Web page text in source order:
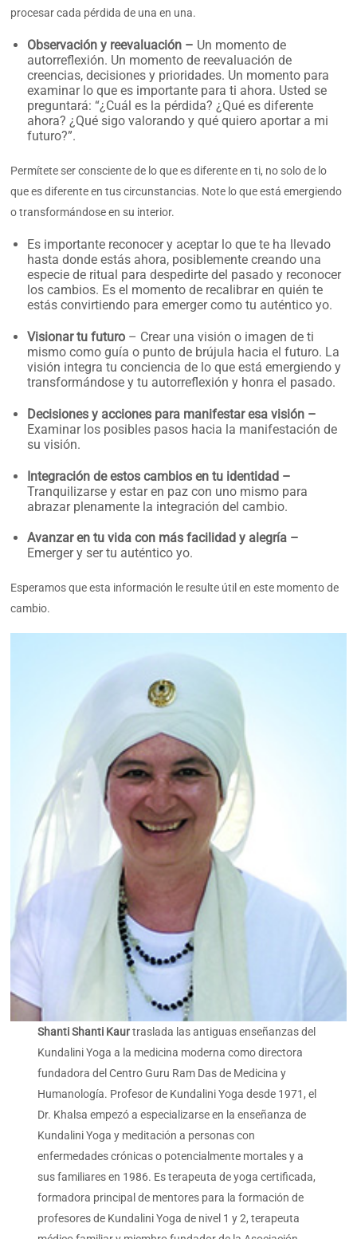
procesar cada pérdida de una en una.
Observación y reevaluación – Un momento de
autorreflexión. Un momento de reevaluación de
creencias, decisiones y prioridades. Un momento para
examinar lo que es importante para ti ahora. Usted se
preguntará: “¿Cuál es la pérdida? ¿Qué es diferente
ahora? ¿Qué sigo valorando y qué quiero aportar a mi
futuro?”.
Permítete ser consciente de lo que es diferente en ti, no solo de lo
que es diferente en tus circunstancias. Note lo que está emergiendo
o transformándose en su interior.
Es importante reconocer y aceptar lo que te ha llevado
hasta donde estás ahora, posiblemente creando una
especie de ritual para despedirte del pasado y reconocer
los cambios. Es el momento de recalibrar en quién te
estás convirtiendo para emerger como tu auténtico yo.
Visionar tu futuro – Crear una visión o imagen de ti
mismo como guía o punto de brújula hacia el futuro. La
visión integra tu conciencia de lo que está emergiendo y
transformándose y tu autorreflexión y honra el pasado.
Decisiones y acciones para manifestar esa visión –
Examinar los posibles pasos hacia la manifestación de
su visión.
Integración de estos cambios en tu identidad –
Tranquilizarse y estar en paz con uno mismo para
abrazar plenamente la integración del cambio.
Avanzar en tu vida con más facilidad y alegría –
Emerger y ser tu auténtico yo.
Esperamos que esta información le resulte útil en este momento de
cambio.
Shanti Shanti Kaurtraslada las antiguas enseñanzas del
Kundalini Yoga a la medicina moderna como directora
fundadora del Centro Guru Ram Das de Medicina y
Humanología. Profesor de Kundalini Yoga desde 1971, el
Dr. Khalsa empezó a especializarse en la enseñanza de
Kundalini Yoga y meditación a personas con
enfermedades crónicas o potencialmente mortales y a
sus familiares en 1986. Es terapeuta de yoga certificada,
formadora principal de mentores para la formación de
profesores de Kundalini Yoga de nivel 1 y 2, terapeuta